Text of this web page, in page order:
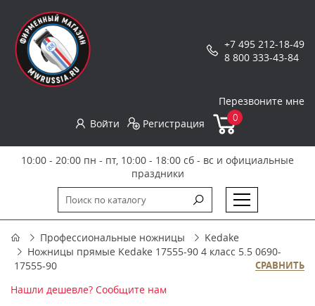
+7 495 212-18-49
8 800 333-43-84
Перезвоните мне
Войти
Регистрация 0
10:00 - 20:00 пн - пт, 10:00 - 18:00 сб - вс и официальные
праздники
Профессиональные ножницы
Kedake
Ножницы прямые Kedake 17555-90 4 класс 5.5 0690-
17555-90
СРАВНИТЬ
Нашли дешевле? Сообщите нам